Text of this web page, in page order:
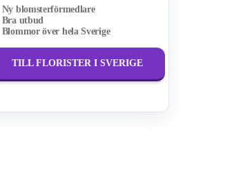
Ny blomsterförmedlare
Bra utbud
Blommor över hela Sverige
TILL FLORISTER I SVERIGE